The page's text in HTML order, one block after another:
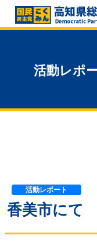
活動レポ
活動レポート
香美市にて